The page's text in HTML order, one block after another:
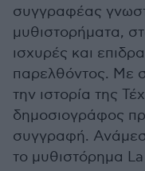
συγγραφέας
μυθιστορήματα,
ισχυρές και
παρελθόντος. Με
την ιστορία της
δημοσιογράφος
συγγραφή.
το μυθιστόρημα